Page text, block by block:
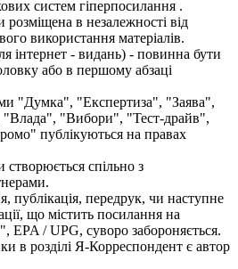
систем гіперпосилання .
в незалежності від
використання матеріалів.
інтернет - видань) - повинна бути
або в першому абзаці
"Думка", "Експертиза", "Заява",
"Влада", "Вибори", "Тест-драйв",
публікуються на правах
створюється спільно з
публікація, передрук, чи наступне
що містить посилання на
EPA / UPG, суворо забороняється.
в розділі Я-Корреспондент є автор